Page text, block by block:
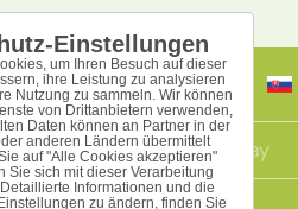
Einstellungen
um Ihren Besuch auf dieser
ihre Leistung zu analysieren
Nutzung zu sammeln. Wir können
von Drittanbietern verwenden,
Daten können an Partner in der
anderen Ländern übermittelt
auf "Alle Cookies akzeptieren"
Sie sich mit dieser Verarbeitung
Informationen und die
zu ändern, finden Sie